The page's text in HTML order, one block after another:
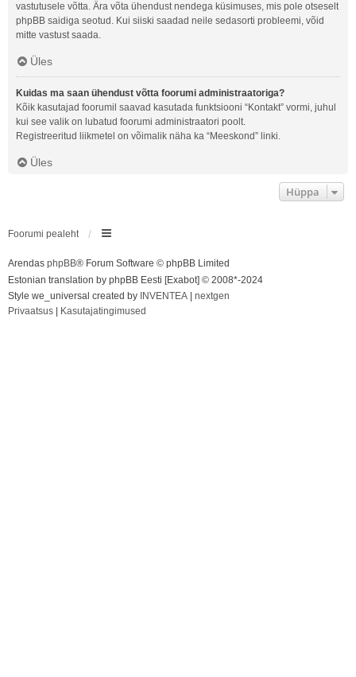
vastutusele võtta. Ära võta ühendust nendega küsimuses, mis pole otseselt
phpBB saidiga seotud. Kui siiski saadad neile sedasorti probleemi, võid
mitte vastust saada.
Üles
Kuidas ma saan ühendust võtta foorumi administraatoriga?
Kõik kasutajad foorumil saavad kasutada funktsiooni “Kontakt” vormi, juhul
kui see valik on lubatud foorumi administraatori poolt.
Registreeritud liikmetel on võimalik näha ka “Meeskond” linki.
Üles
Hüppa
Foorumi pealeht
Arendas phpBB® Forum Software © phpBB Limited
Estonian translation by phpBB Eesti [Exabot] © 2008*-2024
Style we_universal created by INVENTEA
nextgen
Privaatsus
Kasutajatingimused